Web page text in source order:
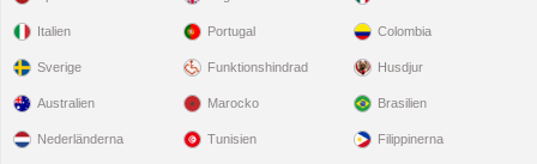
Italien
Sverige
Portugal
Funktionshindrad
Colombia
Husdjur
Australien
Nederländerna
Marocko
Tunisien
Brasilien
Filippinerna